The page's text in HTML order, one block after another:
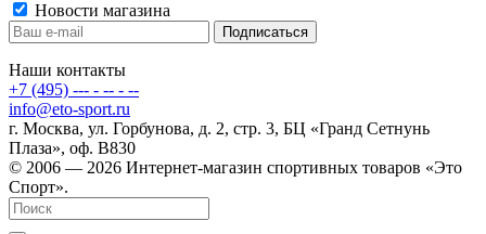
Новости магазина
Наши контакты
+7 (495) --- - -- - --
info@eto-sport.ru
г. Москва, ул. Горбунова, д. 2, стр. 3, БЦ «Гранд Сетнунь
Плаза», оф. В830
© 2006 — 2026 Интернет-магазин спортивных товаров «Это
Спорт».